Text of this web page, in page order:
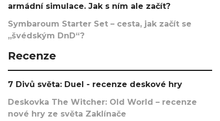
armádní simulace. Jak s ním ale začít?
Symbaroum Starter Set – cesta, jak začít se
„švédským DnD“?
Recenze
7 Divů světa: Duel - recenze deskové hry
Deskovka The Witcher: Old World – recenze
nové hry ze světa Zaklínače